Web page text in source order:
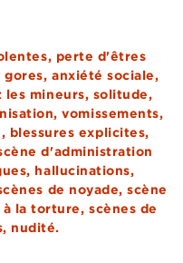
perte d'êtres
gores, anxiété sociale,
les mineurs, solitude,
vomissements,
blessures explicites,
d'administration
hallucinations,
de noyade, scène
la torture, scènes de
nudité.